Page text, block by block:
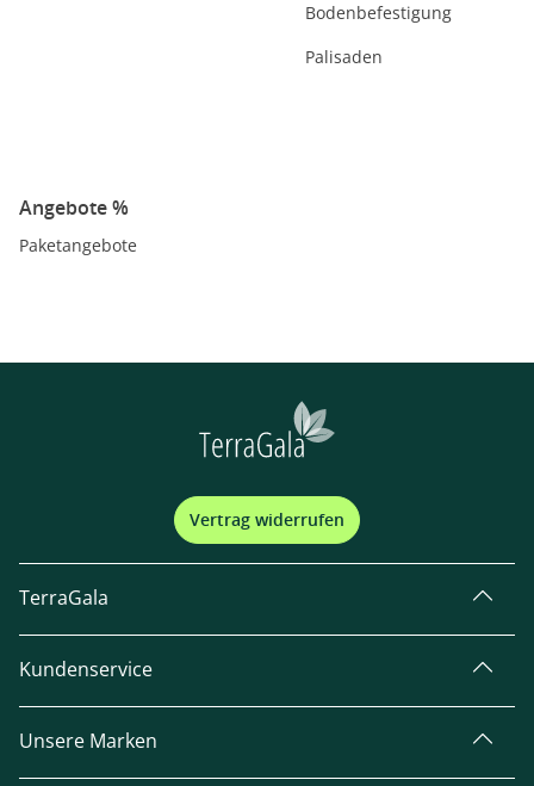
Bodenbefestigung
Palisaden
Angebote %
Paketangebote
Vertrag widerrufen
TerraGala
Kundenservice
Unsere Marken